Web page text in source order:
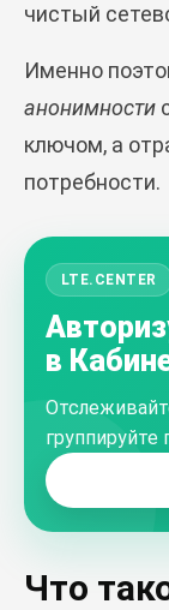
чистый
Именно
анонимности
ключом, а
потребности.
LTE.CENTER
в
Что